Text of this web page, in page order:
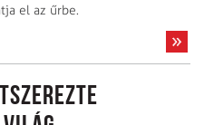
el az űrbe.